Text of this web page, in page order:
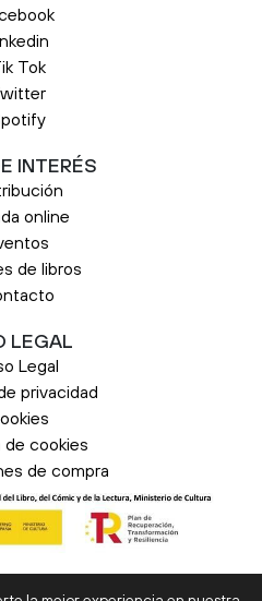
Tok
INTERÉS
online
de libros
LEGAL
Legal
privacidad
de cookies
de compra
Todos los derechos